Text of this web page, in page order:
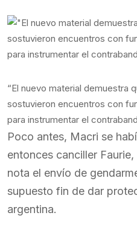
“El nuevo material demuestra
sostuvieron encuentros con
para instrumentar el
Poco antes, Macri se
entonces canciller
nota el envío de
supuesto fin de dar
argentina.